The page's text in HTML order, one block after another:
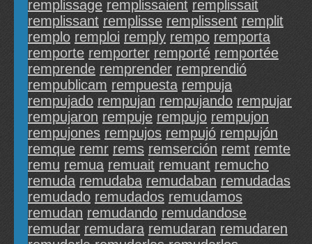
remplissage remplissaient remplissait
remplissant remplisse remplissent remplit
remplo remploi remply rempo remporta
remporte remporter remporté remportée
remprende remprender remprendió
rempublicam rempuesta rempuja
rempujado rempujan rempujando rempujar
rempujaron rempuje rempujo rempujon
rempujones rempujos rempujó rempujón
remque remr rems remserción remt remte
remu remua remuait remuant remucho
remuda remudaba remudaban remudadas
remudado remudados remudamos
remudan remudando remudandose
remudar remudara remudaran remudaren